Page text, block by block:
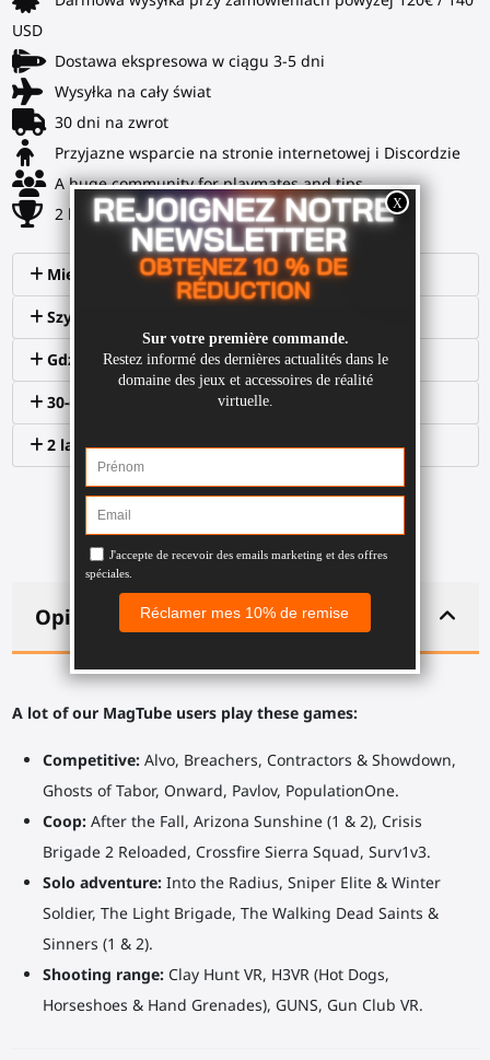
USD
Dostawa ekspresowa w ciągu 3-5 dni
Wysyłka na cały świat
30 dni na zwrot
Przyjazne wsparcie na stronie internetowej i Discordzie
A huge community for playmates and tips
2 lata gwarancji
Międzynarodowa dostawa
Szybka wysyłka
Gdzie mogę dowiedzieć się więcej na ten temat?
30-dniowy zwrot
2 lata gwarancji
Opis
A lot of our MagTube users play these games:
Competitive: Alvo, Breachers, Contractors & Showdown,
Ghosts of Tabor, Onward, Pavlov, PopulationOne.
Coop: After the Fall, Arizona Sunshine (1 & 2), Crisis
Brigade 2 Reloaded, Crossfire Sierra Squad, Surv1v3.
Solo adventure: Into the Radius, Sniper Elite & Winter
Soldier, The Light Brigade, The Walking Dead Saints &
Sinners (1 & 2).
Shooting range: Clay Hunt VR, H3VR (Hot Dogs,
Horseshoes & Hand Grenades), GUNS, Gun Club VR.